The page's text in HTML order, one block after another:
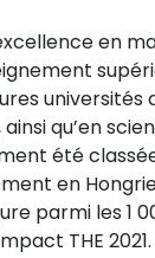
en
universités
qu’en
été
en
parmi les 1
THE 2021.